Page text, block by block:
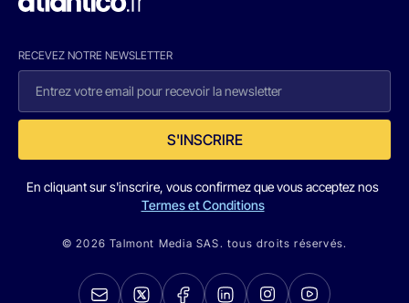
RECEVEZ NOTRE NEWSLETTER
S'INSCRIRE
En cliquant sur s'inscrire, vous confirmez que vous acceptez nos
Termes et Conditions
© 2026 Talmont Media SAS. tous droits réservés.